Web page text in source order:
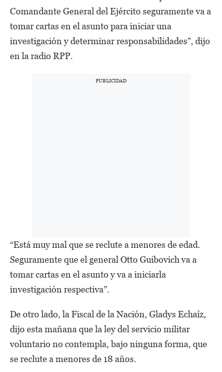
Comandante General del Ejército seguramente va a
tomar cartas en el asunto para iniciar una
investigación y determinar responsabilidades”, dijo
en la radio RPP.
“Está muy mal que se reclute a menores de edad.
Seguramente que el general Otto Guibovich va a
tomar cartas en el asunto y va a iniciarla
investigación respectiva”.
De otro lado, la Fiscal de la Nación, Gladys Echaíz,
dijo esta mañana que la ley del servicio militar
voluntario no contempla, bajo ninguna forma, que
se reclute a menores de 18 años.